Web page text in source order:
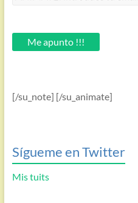
email.Me apunto !!!
[/su_note] [/su_animate]
Sígueme en Twitter
Mis tuits